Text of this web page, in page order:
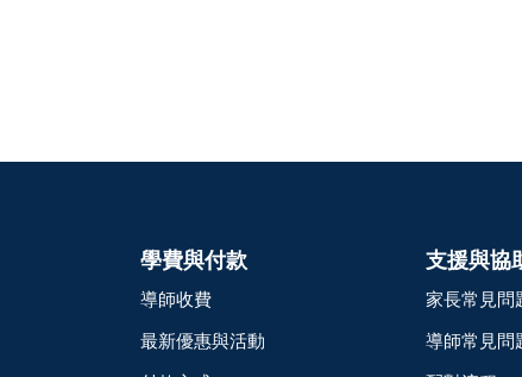
學費與付款
導師收費
最新優惠與活動
支援與協
家長常見問
導師常見問